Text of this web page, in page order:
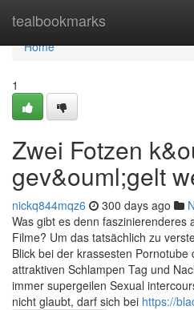
tealbookmarks
Home
Home
1
Zwei Fotzen
gev&ouml;gelt
nickq844mqz6 300 days ago
Was gibt es denn faszinierenderes
Filme? Um das tatsächlich zu
Blick bei der krassesten
attraktiven Schlampen Tag und
immer supergeilen Sexual
nicht glaubt, darf sich bei https://